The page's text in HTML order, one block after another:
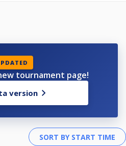
tournament page!
version